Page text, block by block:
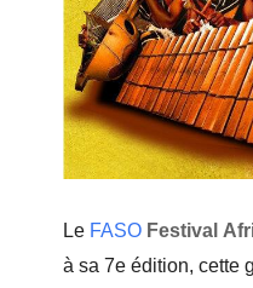
Le FASO Festival
à sa 7e édition, cette